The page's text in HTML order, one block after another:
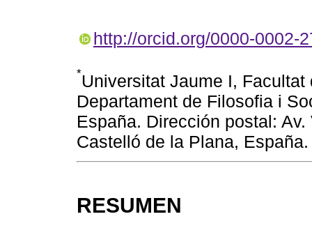
http://orcid.org/0000-0002-
*Universitat Jaume I,
Departament de Filosofia i
España. Dirección postal:
Castelló de la Plana,
RESUMEN